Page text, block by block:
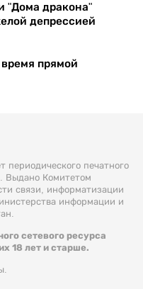
"Дома дракона"
депрессией
время прямой
периодического печатного
Выдано Комитетом
связи, информатизации
информации и
сетевого ресурса
18 лет и старше.